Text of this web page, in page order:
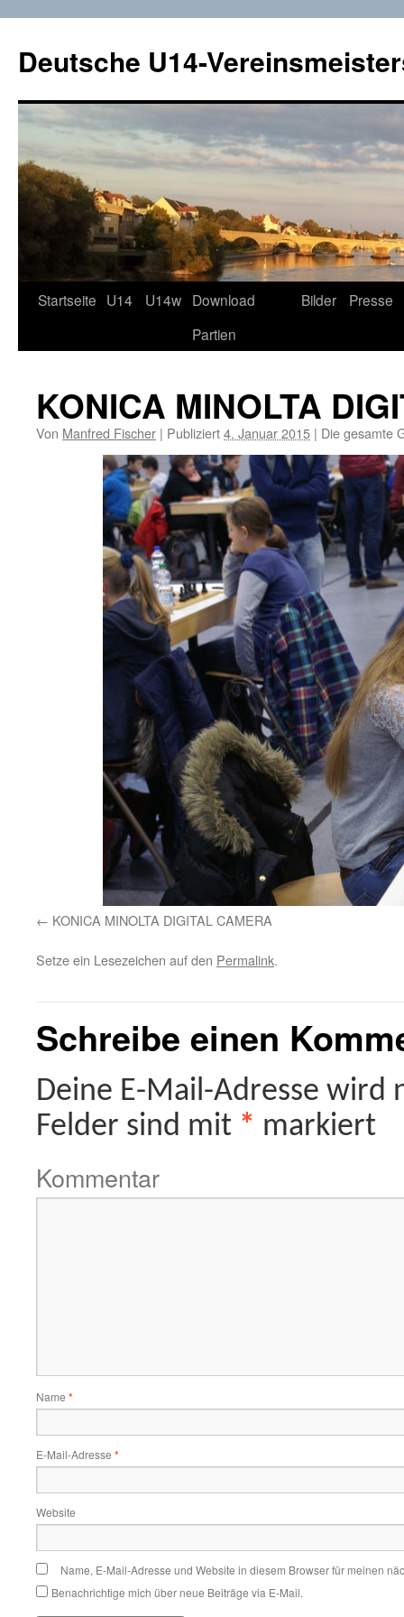
Deutsche U14-
Zum
Startseite U14 U14w Download
Partien
Bilder Presse
KONICA MINOLTA
Von Manfred Fischer | Publiziert4. Januar 2015 | Die gesamte
KONICA MINOLTA DIGITAL CAMERA
Setze ein Lesezeichen auf den Permalink.
Schreibe einen
Deine E-Mail-Adresse
Felder sind mit * markiert
Kommentar
Name *
E-Mail-Adresse *
Website
Name, E-Mail-Adresse und Website in diesem Browser für meinen
Benachrichtige mich über neue Beiträge via E-Mail.